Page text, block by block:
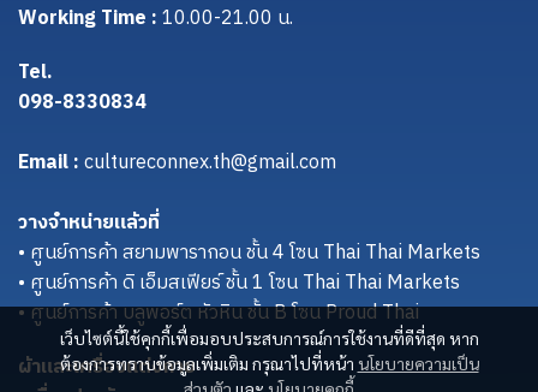
เว็บไซต์นี้ใช้คุกกี้เพื่อมอบประสบการณ์การใช้งานที่ดีที่สุด หาก
ต้องการทราบข้อมูลเพิ่มเติม กรุณาไปที่หน้า นโยบายความเป็น
Working Time :10.00-21.00 น.
Tel.
098-8330834
Email :cultureconnex.th@gmail.com
วางจำหน่ายแล้วที่
• ศูนย์การค้า สยามพารากอน ชั้น 4 โซน Thai Thai Markets
• ศูนย์การค้า ดิ เอ็มสเฟียร์ ชั้น 1 โซน Thai Thai Markets
• ศูนย์การค้า บลูพอร์ต หัวหิน ชั้น B โซน Proud Thai
ผ้าและเครื่องแต่งกาย